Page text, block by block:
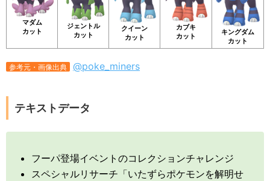
マダム
カット
ジェントル
カット
クイーン
カット
カブキ
カット
キングダム
カット
参考元・画像出典 @poke_miners
テキストデータ
フーパ登場イベントのコレクションチャレンジ
スペシャルリサーチ「いたずらポケモンを解明せ